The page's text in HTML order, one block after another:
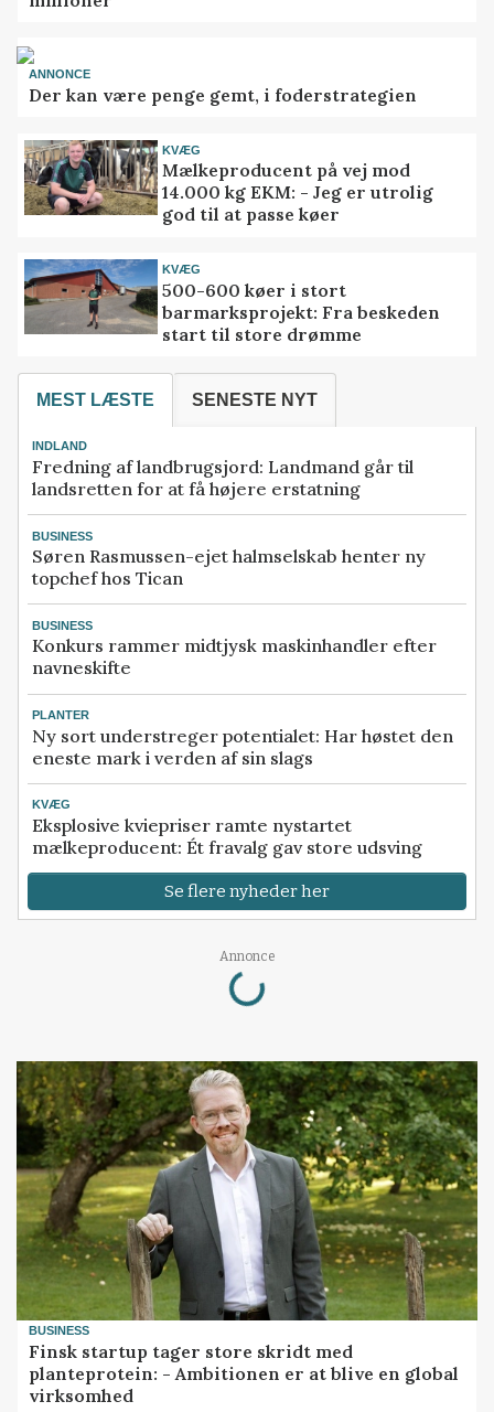
ANNONCE
Der kan være penge gemt, i foderstrategien
KVÆG
Mælkeproducent på vej mod
14.000 kg EKM: - Jeg er utrolig
god til at passe køer
KVÆG
500-600 køer i stort
barmarksprojekt: Fra beskeden
start til store drømme
MEST LÆSTE SENESTE NYT
INDLAND
Fredning af landbrugsjord: Landmand går til
landsretten for at få højere erstatning
BUSINESS
Søren Rasmussen-ejet halmselskab henter ny
topchef hos Tican
BUSINESS
Konkurs rammer midtjysk maskinhandler efter
navneskifte
PLANTER
Ny sort understreger potentialet: Har høstet den
eneste mark i verden af sin slags
KVÆG
Eksplosive kviepriser ramte nystartet
mælkeproducent: Ét fravalg gav store udsving
Se flere nyheder her
Annonce
Loading...
BUSINESS
Finsk startup tager store skridt med
planteprotein: - Ambitionen er at blive en global
virksomhed